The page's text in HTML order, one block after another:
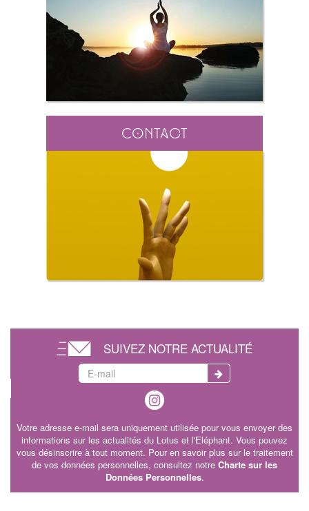
Contact
SUIVEZ NOTRE ACTUALITÉ
Votre adresse e-mail sera uniquement utilisée pour vous envoyer des
informations sur les actualités du Lotus et l'Eléphant. Vous pouvez
vous désinscrire à tout moment. Pour en savoir plus sur le traitement
de vos données personnelles, consultez notre Charte sur les
Données Personnelles.